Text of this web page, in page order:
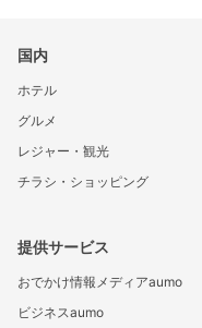
国内
ホテル
グルメ
レジャー・観光
チラシ・ショッピング
提供サービス
おでかけ情報メディアaumo
ビジネスaumo